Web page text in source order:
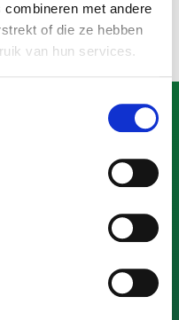
met andere
of die ze hebben
van hun services.
volgen op: